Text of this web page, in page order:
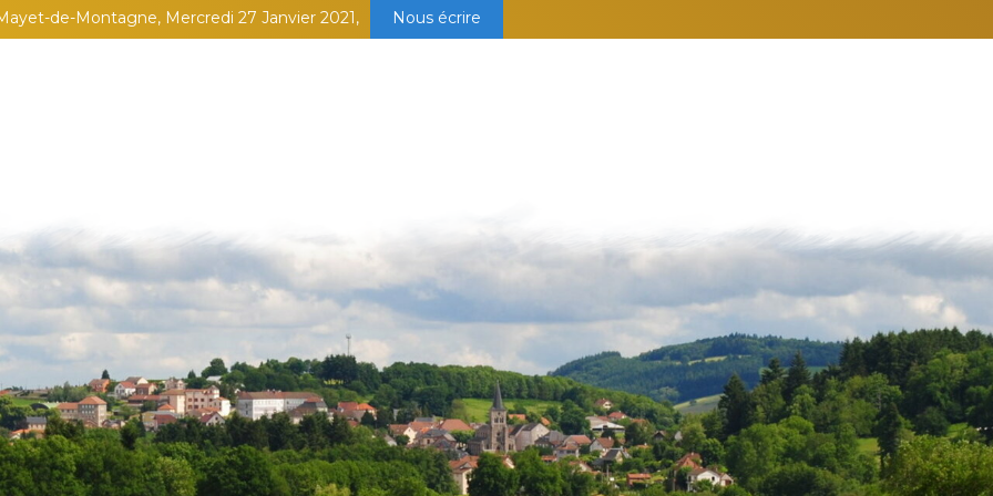
de-Montagne, Mercredi 27 Janvier 2021, Nous écrire